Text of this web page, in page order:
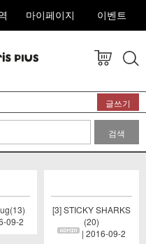
마이페이지 이벤트
글쓰기
검색
09-2
[3] STICKY SHARKS
(20)
| 2016-09-2